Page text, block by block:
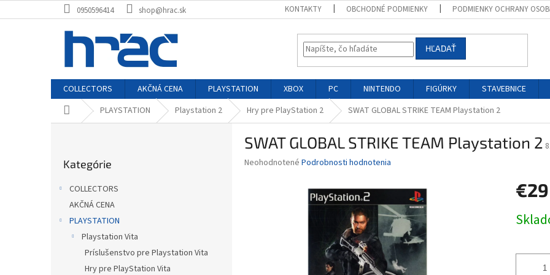
na
0950596414 shop@hrac.sk KONTAKTY OBCHODNÉ PODMIENKY PODMIENKY OCHRANY
HĽADAŤ
COLLECTORS AKČNÁ CENA PLAYSTATION XBOX PC NINTENDO FIGÚRKY STAVEBNICE
DomovPLAYSTATION Playstation 2 Hry pre PlayStation 2 SWAT GLOBAL STRIKE TEAM Playstation 2
kategórie
Kategórie
COLLECTORS
AKČNÁ CENA
PLAYSTATION
Playstation Vita
Príslušenstvo pre Playstation Vita
Hry pre PlayStation Vita
SWAT GLOBAL STRIKE TEAM Playstation 2
Priemerné
Neohodnotené Podrobnosti hodnotenia
€29
cena: